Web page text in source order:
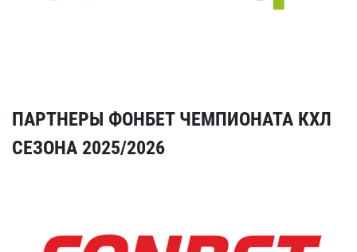
ПАРТНЕРЫ ФОНБЕТ ЧЕМПИОНАТА КХЛ
СЕЗОНА 2025/2026